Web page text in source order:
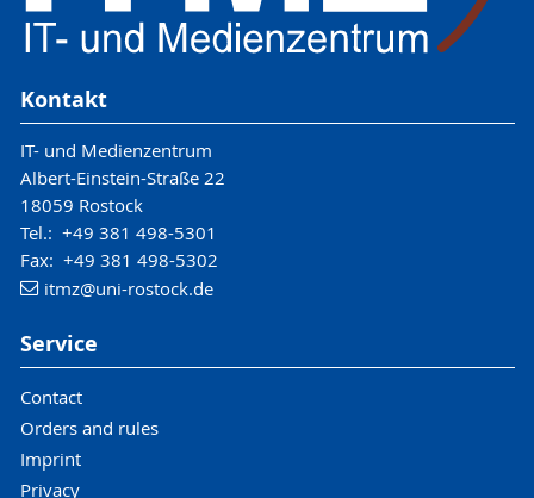
Kontakt
IT- und Medienzentrum
Albert-Einstein-Straße 22
18059 Rostock
Tel.: +49 381 498-5301
Fax: +49 381 498-5302
itmz@uni-rostock.de
Service
Contact
Orders and rules
Imprint
Privacy